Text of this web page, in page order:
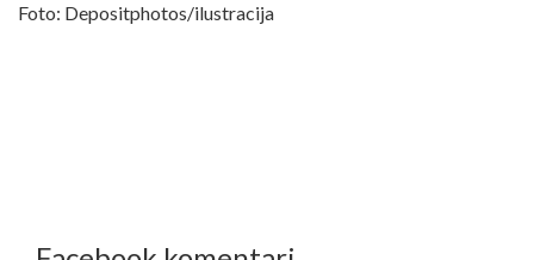
Foto: Depositphotos/ilustracija